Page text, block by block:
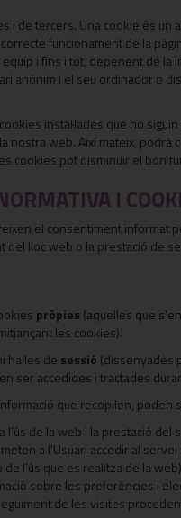
i de tercers. Una cookie és
funcionament de la
i fins i tot, depenent de
anònim i el seu ordinador
instal·lades que no
web. Així mateix,
cookies pot disminuir el bon
I
el consentiment
del lloc web o la prestació de
pròpies (aquelles que
les cookies).
ha les de sessió (dissenyades
ser accedides i tractades
que recopilen, poden
l'ús de la web i la prestació del
a l'Usuari accedir al
de l'ús que es realitza de la
sobre les preferències i
de les visites